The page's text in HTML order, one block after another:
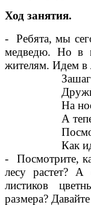
Ход занятия.
- Ребята, мы
медведю. Но в
жителям. Идем в
На
А
Как
- Посмотрите,
лесу растет? А
листиков
размера?